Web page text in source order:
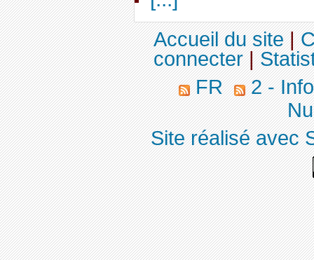
Accueil du site|
connecter|
FR
2 -
Site réalisé avec